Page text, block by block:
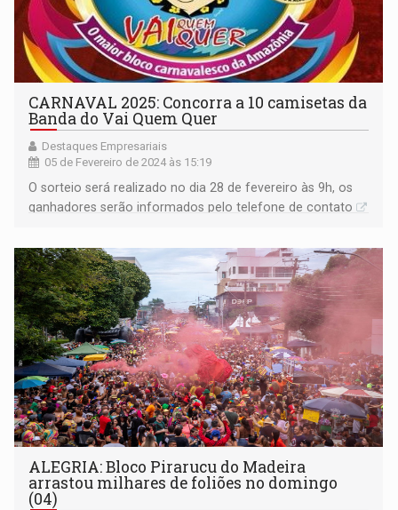
CARNAVAL 2025: Concorra a 10 camisetas da
Banda do Vai Quem Quer
Destaques Empresariais
05 de Fevereiro de 2024 às 15:19
O sorteio será realizado no dia 28 de fevereiro às 9h, os
ganhadores serão informados pelo telefone de contato
ALEGRIA: Bloco Pirarucu do Madeira
arrastou milhares de foliões no domingo
(04)